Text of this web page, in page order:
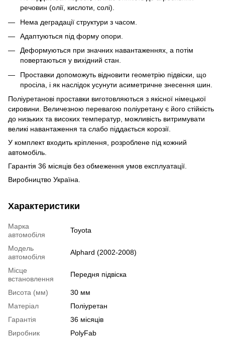
речовин (олії, кислоти, солі).
Нема деградації структури з часом.
Адаптуються під форму опори.
Деформуються при значних навантаженнях, а потім
повертаються у вихідний стан.
Проставки допоможуть відновити геометрію підвіски, що
просіла, і як наслідок усунути асиметричне знесення шин.
Поліуретанові проставки виготовляються з якісної німецької
сировини.
Величезною перевагою поліуретану є його стійкість
до низьких та високих температур, можливість витримувати
великі навантаження та слабо піддається корозії.
У комплект входить кріплення, розроблене під кожний
автомобіль.
Гарантія 36 місяців без обмеження умов експлуатації.
Виробництво Україна.
Характеристики
Марка
автомобіля
Toyota
Модель
автомобіля
Alphard (2002-2008)
Місце
встановлення
Передня підвіска
Висота (мм)
30 мм
Матеріал
Поліуретан
Гарантія
36 місяців
Виробник
PolyFab